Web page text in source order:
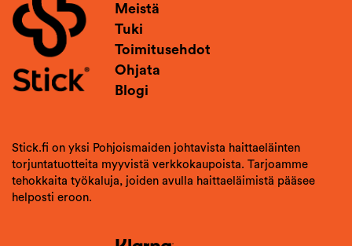
Meistä
Tuki
Toimitusehdot
Ohjata
Blogi
Stick.fi on yksi Pohjoismaiden johtavista haittaeläinten
torjuntatuotteita myyvistä verkkokaupoista. Tarjoamme
tehokkaita työkaluja, joiden avulla haittaeläimistä pääsee
helposti eroon.